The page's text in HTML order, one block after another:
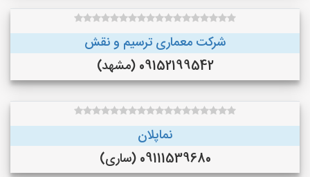
شرکت معماری ترسیم و نقش
09152199542 (مشهد)
نماپلان
09111539680 (ساری)